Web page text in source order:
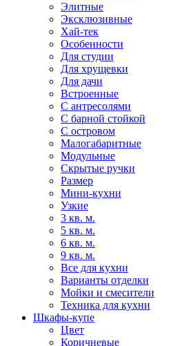
Элитные
Эксклюзивные
Хай-тек
Особенности
Для студии
Для хрущевки
Для дачи
Встроенные
С антресолями
С барной стойкой
С островом
Малогабаритные
Модульные
Скрытые ручки
Размер
Мини-кухни
Узкие
3 кв. м.
5 кв. м.
6 кв. м.
9 кв. м.
Все для кухни
Варианты отделки
Мойки и смесители
Техника для кухни
Шкафы-купе
Цвет
Коричневые